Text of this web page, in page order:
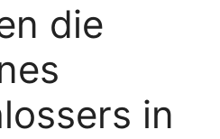
die
in